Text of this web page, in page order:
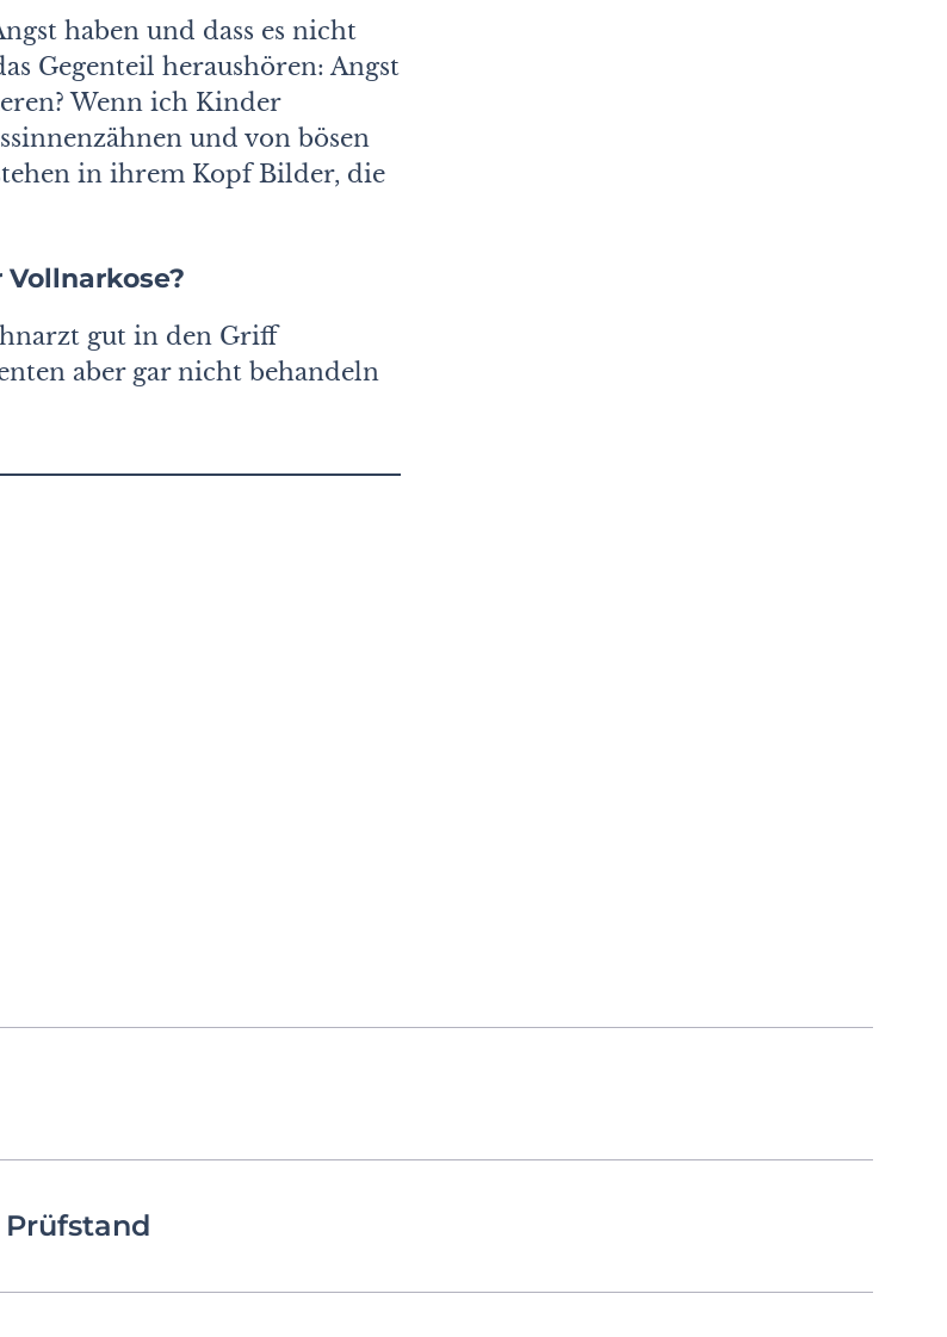
haben und dass es nicht
Gegenteil heraushören: Angst
Wenn ich Kinder
und von bösen
in ihrem Kopf Bilder, die
gut in den Griff
aber gar nicht behandeln